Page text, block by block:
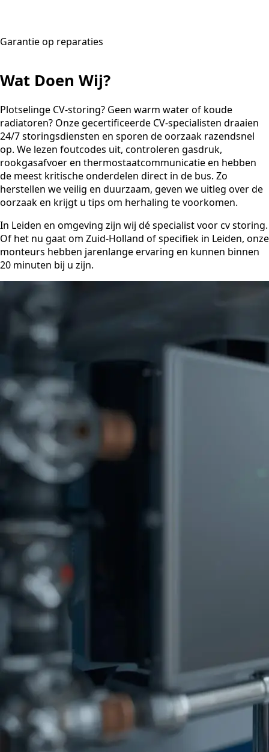
Garantie op reparaties
Wat Doen Wij?
Plotselinge CV-storing? Geen warm water of koude
radiatoren? Onze gecertificeerde CV-specialisten draaien
24/7 storingsdiensten en sporen de oorzaak razendsnel
op. We lezen foutcodes uit, controleren gasdruk,
rookgasafvoer en thermostaatcommunicatie en hebben
de meest kritische onderdelen direct in de bus. Zo
herstellen we veilig en duurzaam, geven we uitleg over de
oorzaak en krijgt u tips om herhaling te voorkomen.
In Leiden en omgeving zijn wij dé specialist voor cv storing.
Of het nu gaat om Zuid-Holland of specifiek in Leiden, onze
monteurs hebben jarenlange ervaring en kunnen binnen
20 minuten bij u zijn.